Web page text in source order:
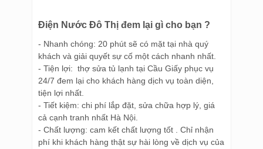
Điện Nước Đô Thị đem lại gì cho bạn ?
- Nhanh chóng: 20 phút sẽ có mặt tại nhà quý
khách và giải quyết sự cố một cách nhanh nhất.
- Tiện lợi: thợ sửa tủ lạnh tại Cầu Giấy phục vụ
24/7 đem lại cho khách hàng dịch vụ toàn diện,
tiện lợi nhất.
- Tiết kiệm: chi phí lắp đặt, sửa chữa hợp lý, giá
cả cạnh tranh nhất Hà Nội.
- Chất lượng: cam kết chất lượng tốt . Chỉ nhận
phí khi khách hàng thật sự hài lòng về dịch vụ của